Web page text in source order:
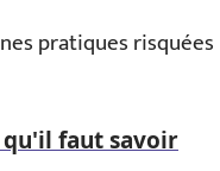
pratiques risquées
qu'il faut savoir